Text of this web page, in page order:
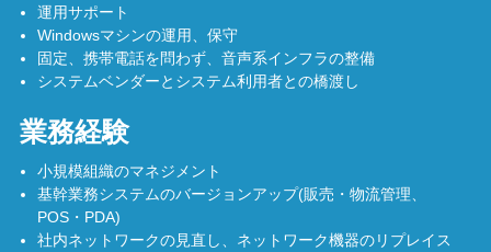
運用サポート
Windowsマシンの運用、保守
固定、携帯電話を問わず、音声系インフラの整備
システムベンダーとシステム利用者との橋渡し
業務経験
小規模組織のマネジメント
基幹業務システムのバージョンアップ(販売・物流管理、
POS・PDA)
社内ネットワークの見直し、ネットワーク機器のリプレイス